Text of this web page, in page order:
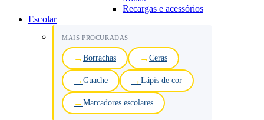
Recargas e acessórios
Escolar
MAIS PROCURADAS
Borrachas Ceras
Guache Lápis de cor
Marcadores escolares